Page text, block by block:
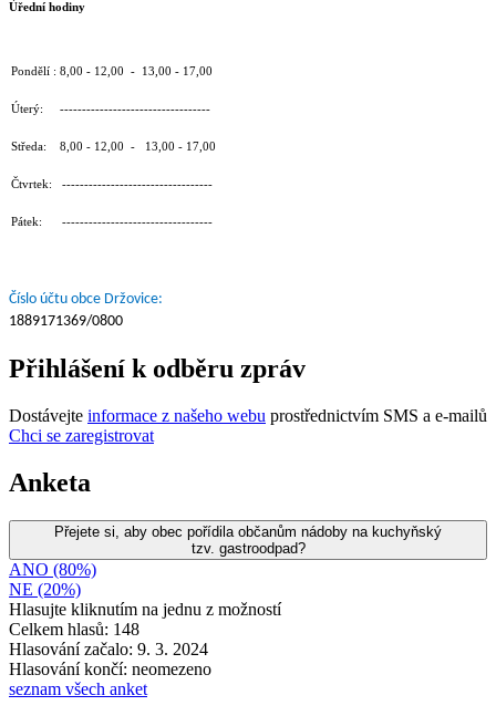
Úřední hodiny
Pondělí : 8,00 - 12,00 - 13,00 - 17,00
Úterý: ----------------------------------
Středa: 8,00 - 12,00 - 13,00 - 17,00
Čtvrtek: ----------------------------------
Pátek: ----------------------------------
Číslo účtu obce Držovice:
1889171369/0800
Přihlášení k odběru zpráv
Dostávejte informace z našeho webu prostřednictvím SMS a e-mailů
Chci se zaregistrovat
Anketa
Přejete si, aby obec pořídila občanům nádoby na kuchyňský
tzv. gastroodpad?
ANO (80%)
NE (20%)
Hlasujte kliknutím na jednu z možností
Celkem hlasů: 148
Hlasování začalo: 9. 3. 2024
Hlasování končí: neomezeno
seznam všech anket